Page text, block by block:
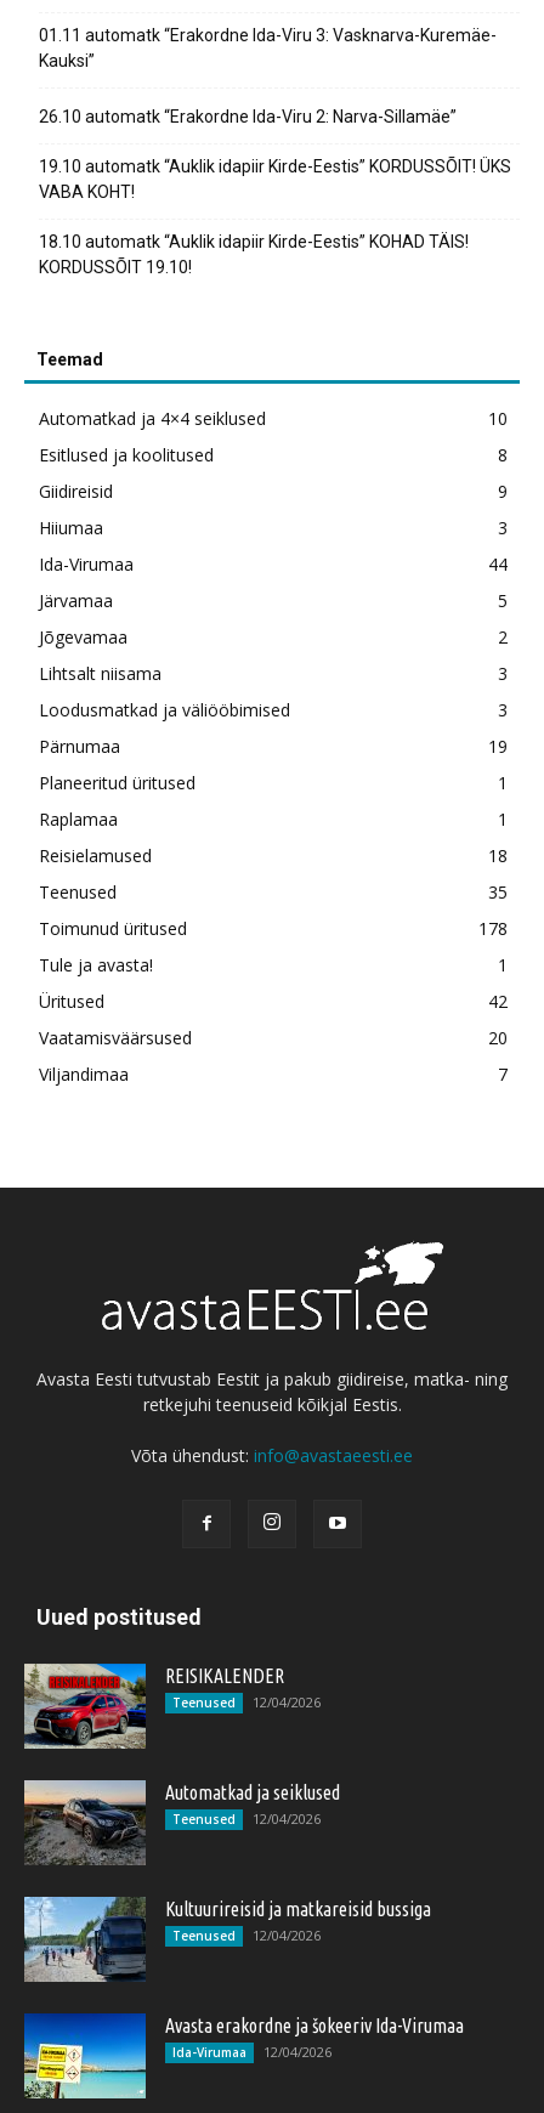
01.11 automatk “Erakordne Ida-Viru 3: Vasknarva-Kuremäe-
Kauksi”
26.10 automatk “Erakordne Ida-Viru 2: Narva-Sillamäe”
19.10 automatk “Auklik idapiir Kirde-Eestis” KORDUSSÕIT! ÜKS
VABA KOHT!
18.10 automatk “Auklik idapiir Kirde-Eestis” KOHAD TÄIS!
KORDUSSÕIT 19.10!
Teemad
Automatkad ja 4×4 seiklused
10
Esitlused ja koolitused
8
Giidireisid
9
Hiiumaa
3
Ida-Virumaa
44
Järvamaa
5
Jõgevamaa
2
Lihtsalt niisama
3
Loodusmatkad ja väliööbimised
3
Pärnumaa
19
Planeeritud üritused
1
Raplamaa
1
Reisielamused
18
Teenused
35
Toimunud üritused
178
Tule ja avasta!
1
Üritused
42
Vaatamisväärsused
20
Viljandimaa
7
Avasta Eesti tutvustab Eestit ja pakub giidireise, matka- ning
retkejuhi teenuseid kõikjal Eestis.
Võta ühendust: info@avastaeesti.ee
Uued postitused
REISIKALENDER
Teenused 12/04/2026
Automatkad ja seiklused
Teenused 12/04/2026
Kultuurireisid ja matkareisid bussiga
Teenused 12/04/2026
Avasta erakordne ja šokeeriv Ida-Virumaa
Ida-Virumaa 12/04/2026